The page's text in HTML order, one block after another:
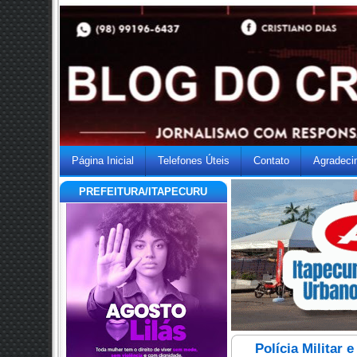
Página Inicial Telefones Úteis Contato
PREFEITURA/ITAPECURU
Polícia Militar